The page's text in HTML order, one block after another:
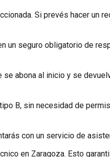
Si prevés hacer un
un seguro obligatorio de
se abona al inicio y se
B, sin necesidad de
con un servicio de
en Zaragoza. Esto